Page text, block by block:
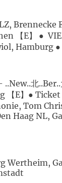
【E】 ●
Hamburg
北
【E】●
Tom
Haag NL,
Wertheim,